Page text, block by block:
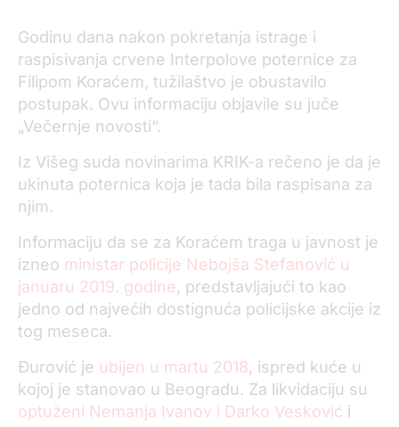
Godinu dana nakon pokretanja istrage i
raspisivanja crvene Interpolove poternice za
Filipom Koraćem, tužilaštvo je obustavilo
postupak. Ovu informaciju objavile su juče
„Večernje novosti“.
Iz Višeg suda novinarima KRIK-a rečeno je da je
ukinuta poternica koja je tada bila raspisana za
njim.
Informaciju da se za Koraćem traga u javnost je
izneo ministar policije Nebojša Stefanović u
januaru 2019. godine, predstavljajući to kao
jedno od najvećih dostignuća policijske akcije iz
tog meseca.
Đurović je ubijen u martu 2018, ispred kuće u
kojoj je stanovao u Beogradu. Za likvidaciju su
optuženi Nemanja Ivanov i Darko Vesković i